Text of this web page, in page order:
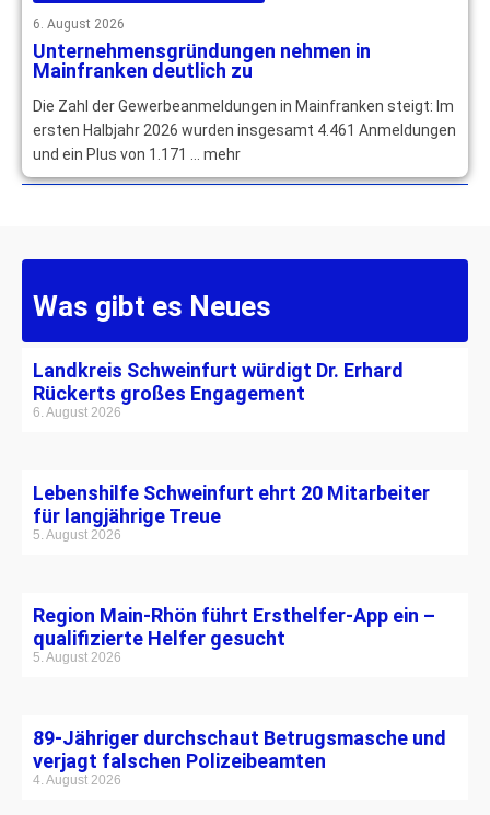
6. August 2026
Unternehmensgründungen nehmen in
Mainfranken deutlich zu
Die Zahl der Gewerbeanmeldungen in Mainfranken steigt: Im
ersten Halbjahr 2026 wurden insgesamt 4.461 Anmeldungen
und ein Plus von 1.171 … mehr
Was gibt es Neues
Landkreis Schweinfurt würdigt Dr. Erhard
Rückerts großes Engagement
6. August 2026
Lebenshilfe Schweinfurt ehrt 20 Mitarbeiter
für langjährige Treue
5. August 2026
Region Main-Rhön führt Ersthelfer-App ein –
qualifizierte Helfer gesucht
5. August 2026
89-Jähriger durchschaut Betrugsmasche und
verjagt falschen Polizeibeamten
4. August 2026